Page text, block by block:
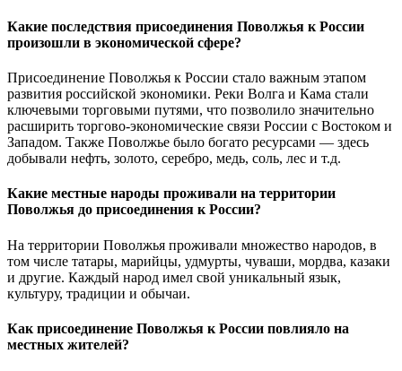
Какие последствия присоединения Поволжья к России
произошли в экономической сфере?
Присоединение Поволжья к России стало важным этапом
развития российской экономики. Реки Волга и Кама стали
ключевыми торговыми путями, что позволило значительно
расширить торгово-экономические связи России с Востоком и
Западом. Также Поволжье было богато ресурсами — здесь
добывали нефть, золото, серебро, медь, соль, лес и т.д.
Какие местные народы проживали на территории
Поволжья до присоединения к России?
На территории Поволжья проживали множество народов, в
том числе татары, марийцы, удмурты, чуваши, мордва, казаки
и другие. Каждый народ имел свой уникальный язык,
культуру, традиции и обычаи.
Как присоединение Поволжья к России повлияло на
местных жителей?